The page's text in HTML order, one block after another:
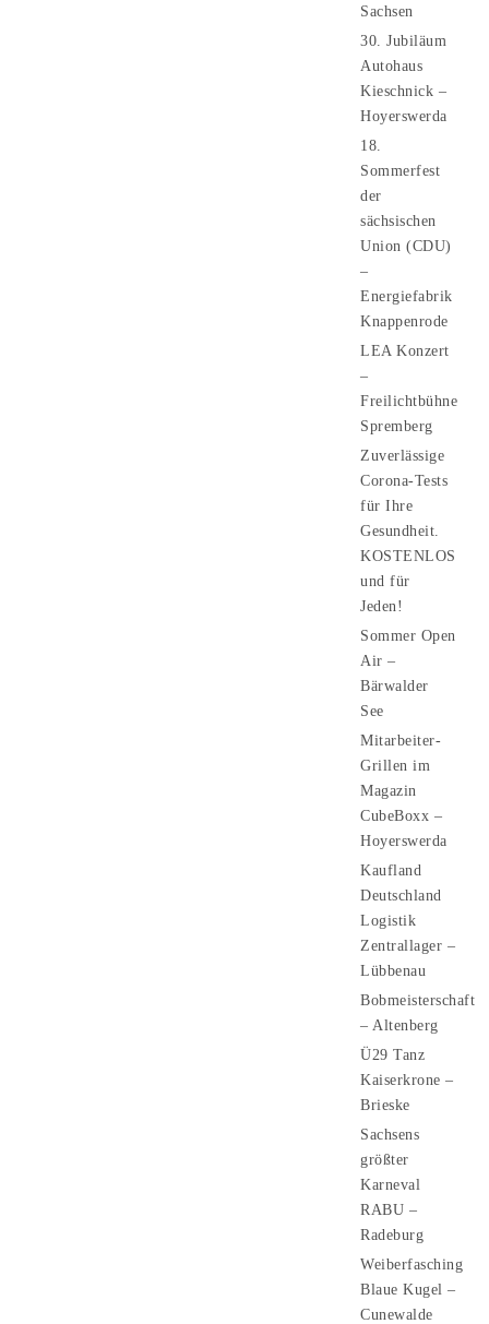
Sachsen
30. Jubiläum
Autohaus
Kieschnick –
Hoyerswerda
18.
Sommerfest
der
sächsischen
Union (CDU)
–
Energiefabrik
Knappenrode
LEA Konzert
–
Freilichtbühne
Spremberg
Zuverlässige
Corona-Tests
für Ihre
Gesundheit.
KOSTENLOS
und für
Jeden!
Sommer Open
Air –
Bärwalder
See
Mitarbeiter-
Grillen im
Magazin
CubeBoxx –
Hoyerswerda
Kaufland
Deutschland
Logistik
Zentrallager –
Lübbenau
Bobmeisterschaft
– Altenberg
Ü29 Tanz
Kaiserkrone –
Brieske
Sachsens
größter
Karneval
RABU –
Radeburg
Weiberfasching
Blaue Kugel –
Cunewalde